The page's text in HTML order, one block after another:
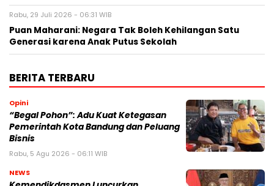
Rabu, 29 Juli 2026 - 06:31 WIB
Puan Maharani: Negara Tak Boleh Kehilangan Satu
Generasi karena Anak Putus Sekolah
BERITA TERBARU
Opini
“Begal Pohon”: Adu Kuat Ketegasan
Pemerintah Kota Bandung dan Peluang
Bisnis
Rabu, 5 Agu 2026 - 06:11 WIB
NEWS